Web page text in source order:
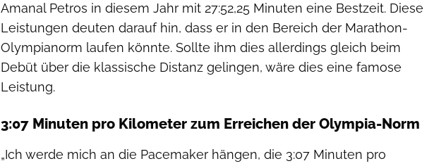
Amanal Petros in diesem Jahr mit 27:52,25 Minuten eine Bestzeit. Diese
Leistungen deuten darauf hin, dass er in den Bereich der Marathon-
Olympianorm laufen könnte. Sollte ihm dies allerdings gleich beim
Debüt über die klassische Distanz gelingen, wäre dies eine famose
Leistung.
3:07 Minuten pro Kilometer zum Erreichen der Olympia-Norm
„Ich werde mich an die Pacemaker hängen, die 3:07 Minuten pro